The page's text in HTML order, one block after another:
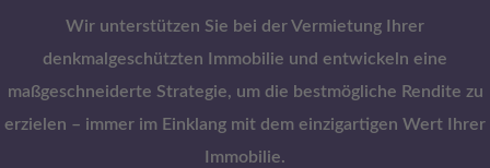
Wir unterstützen Sie bei der Vermietung Ihrer
denkmalgeschützten Immobilie und entwickeln eine
maßgeschneiderte Strategie, um die bestmögliche Rendite zu
erzielen – immer im Einklang mit dem einzigartigen Wert Ihrer
Immobilie.